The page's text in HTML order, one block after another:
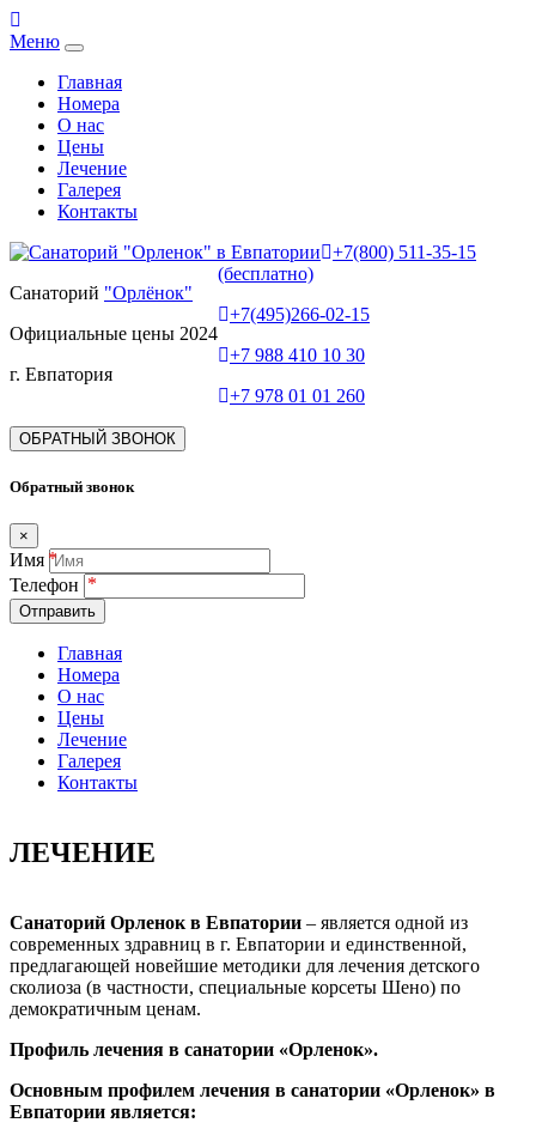
Меню
Главная
Номера
О нас
Цены
Лечение
Галерея
Контакты
Санаторий "Орлёнок"
Официальные цены 2024
г. Евпатория
+7(800) 511-35-15
(бесплатно)
+7(495)266-02-15
+7 988 410 10 30
+7 978 01 01 260
ОБРАТНЫЙ ЗВОНОК
Обратный звонок
×
Имя
Телефон
Отправить
Главная
Номера
О нас
Цены
Лечение
Галерея
Контакты
ЛЕЧЕНИЕ
Санаторий Орленок в Евпатории – является одной из
современных здравниц в г. Евпатории и единственной,
предлагающей новейшие методики для лечения детского
сколиоза (в частности, специальные корсеты Шено) по
демократичным ценам.
Профиль лечения в санатории «Орленок».
Основным профилем лечения в санатории «Орленок» в
Евпатории является: